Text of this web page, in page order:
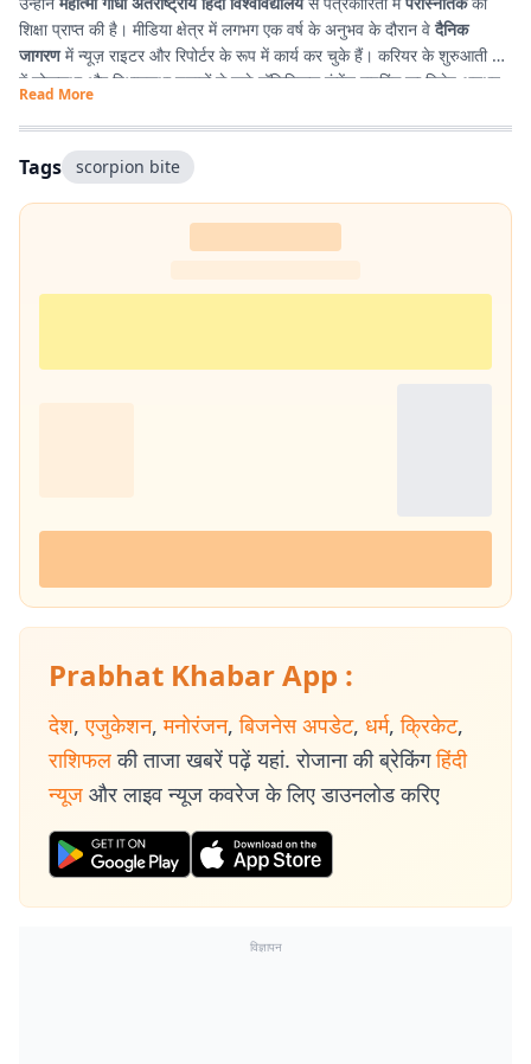
शिक्षा प्राप्त की है। मीडिया क्षेत्र में लगभग एक वर्ष के अनुभव के दौरान वेदैनिक
जागरणमें न्यूज़ राइटर और रिपोर्टर के रूप में कार्य कर चुके हैं। करियर के शुरुआती दौर
में लोकसभा और विधानसभा चुनावों से जुड़े पॉलिटिकल कंटेंट राइटिंग का विशेष अनुभव
प्राप्त किया। इसके अतिरिक्त उन्होंने
किया है, जिसके कारण साहित्य, पठन-पाठन, लेखन और कविता-सृजन में उनकी विशेष
रुचि है। सटीक, निष्पक्ष और प्रभावशाली लेखन के माध्यम से पाठकों तक विश्वसनीय
जानकारी पहुँचाना उनकी पेशेवर पहचान है।
Read More
Tags scorpion bite
Prabhat Khabar App :
देश, एजुकेशन, मनोरंजन, बिजनेस अपडेट, धर्म, क्रिकेट,
राशिफल की ताजा खबरें पढ़ें यहां. रोजाना की ब्रेकिंग हिंदी
न्यूज और लाइव न्यूज कवरेज के लिए डाउनलोड करिए
विज्ञापन